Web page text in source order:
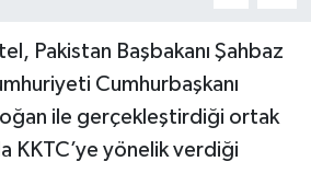
Pakistan Başbakanı Şahbaz
Cumhurbaşkanı
ile gerçekleştirdiği ortak
KKTC’ye yönelik verdiği